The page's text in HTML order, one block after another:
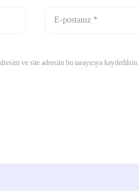
ve site adresim bu tarayıcıya kaydedilsin.